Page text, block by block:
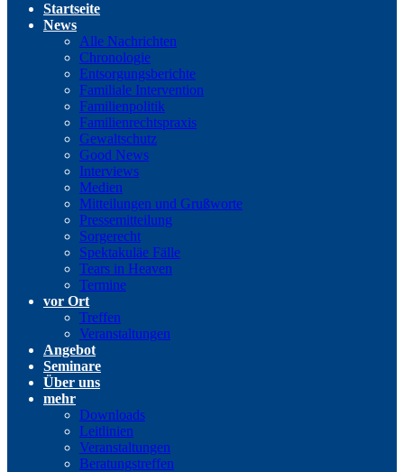
Startseite
News
Alle Nachrichten
Chronologie
Entsorgungsberichte
Familiale Intervention
Familienpolitik
Familienrechtspraxis
Gewaltschutz
Good News
Interviews
Medien
Mitteilungen und Grußworte
Pressemitteilung
Sorgerecht
Spektakuläe Fälle
Tears in Heaven
Termine
vor Ort
Treffen
Veranstaltungen
Angebot
Seminare
Über uns
mehr
Downloads
Leitlinien
Veranstaltungen
Beratungstreffen